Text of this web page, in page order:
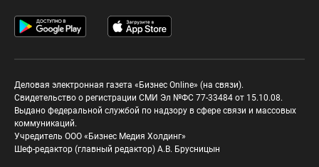
Деловая электронная газета «Бизнес Online» (на связи).
Свидетельство о регистрации СМИ Эл №ФС 77-33484 от 15.10.08.
Выдано федеральной службой по надзору в сфере связи и массовых
коммуникаций.
Учредитель ООО «Бизнес Медия Холдинг»
Шеф-редактор (главный редактор) А.В. Брусницын